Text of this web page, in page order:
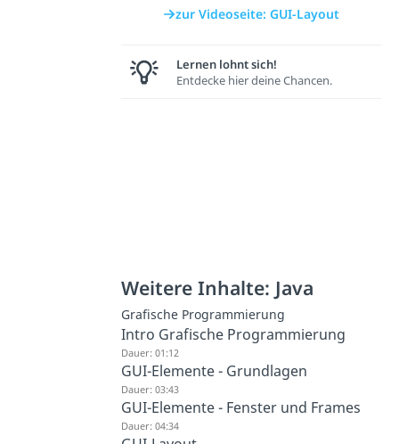
zur Videoseite: GUI-Layout
Lernen lohnt sich!
Entdecke hier deine Chancen.
Weitere Inhalte: Java
Grafische Programmierung
Intro Grafische Programmierung
Dauer: 01:12
GUI-Elemente - Grundlagen
Dauer: 03:43
GUI-Elemente - Fenster und Frames
Dauer: 04:34